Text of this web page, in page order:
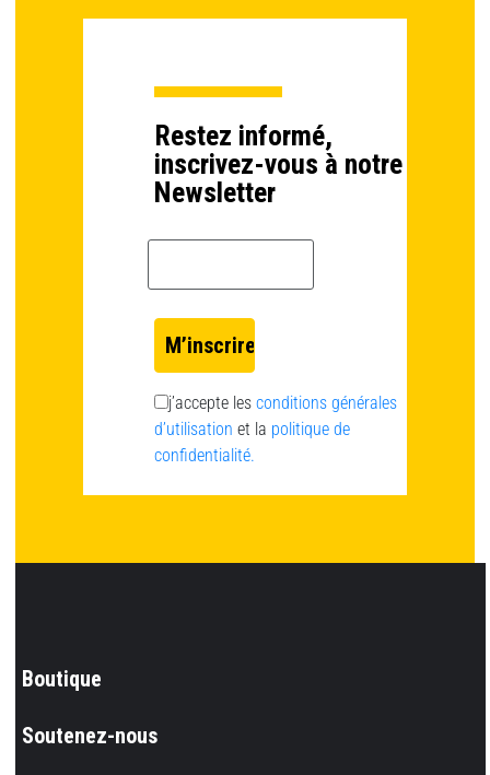
Restez informé,
inscrivez-vous à notre
Newsletter
j’accepte les conditions générales
d’utilisation et la politique de
confidentialité.
Boutique
Soutenez-nous